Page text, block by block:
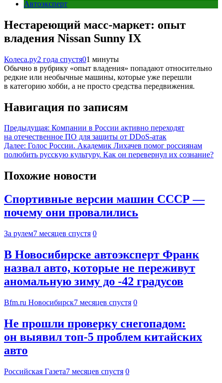
Автоэксперт
Нестареющий масс-маркет: опыт
владения Nissan Sunny IX
Колеса.ру2 года спустя01 минуты
Обычно в рубрику «опыт владения» попадают относительно
редкие или необычные машины, которые уже перешли
в категорию хобби, а не просто средства передвижения.
Навигация по записям
Предыдущая: Компании в России активно переходят
на отечественное ПО для защиты от DDoS-атак
Далее: Голос России. Академик Лихачев помог россиянам
полюбить русскую культуру. Как он перевернул их сознание?
Похожие новости
Спортивные версии машин СССР —
почему они провалились
За рулем7 месяцев спустя 0
В Новосибирске автоэксперт Франк
назвал авто, которые не переживут
аномальную зиму до -42 градусов
Bfm.ru Новосибирск7 месяцев спустя 0
Не прошли проверку снегопадом:
он выявил топ-5 проблем китайских
авто
Российская Газета7 месяцев спустя 0